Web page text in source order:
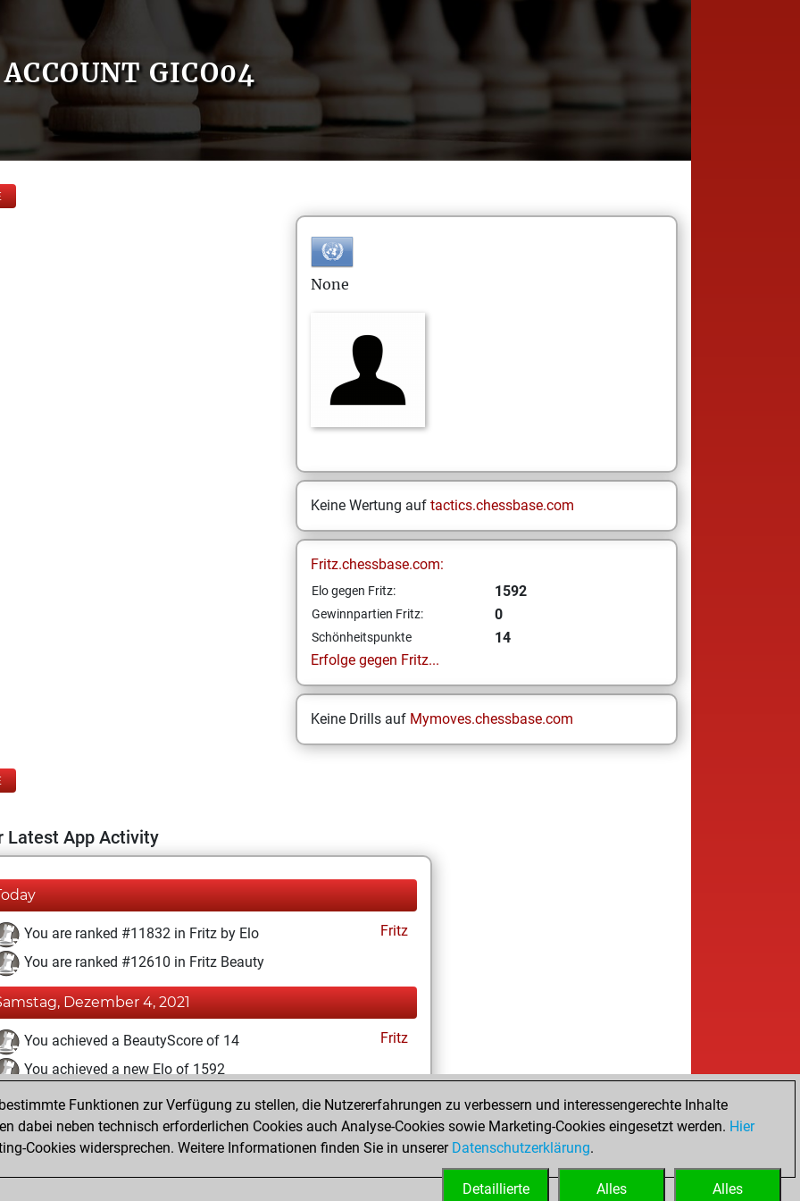
ACCOUNT GICO04
None
Keine Wertung auf tactics.chessbase.com
Fritz.chessbase.com:
Elo gegen Fritz: 1592
Gewinnpartien Fritz: 0
Schönheitspunkte
14
Erfolge gegen Fritz...
Keine Drills auf Mymoves.chessbase.com
Latest App Activity
You are ranked #11832 in Fritz by Elo
Fritz
You are ranked #12610 in Fritz Beauty
Dezember 4, 2021
You achieved a BeautyScore of 14
Fritz
You achieved a new Elo of 1592
Donnerstag, Dezember 2, 2021
You created your Fritz account Fritz
Funktionen zur Verfügung zu stellen, die Nutzererfahrungen zu verbessern und interessengerechte Inhalte
dabei neben technisch erforderlichen Cookies auch Analyse-Cookies sowie Marketing-Cookies eingesetzt werden. Hier
Cookies widersprechen. Weitere Informationen finden Sie in unserer Datenschutzerklärung.
Alles
Alles
Detaillierte